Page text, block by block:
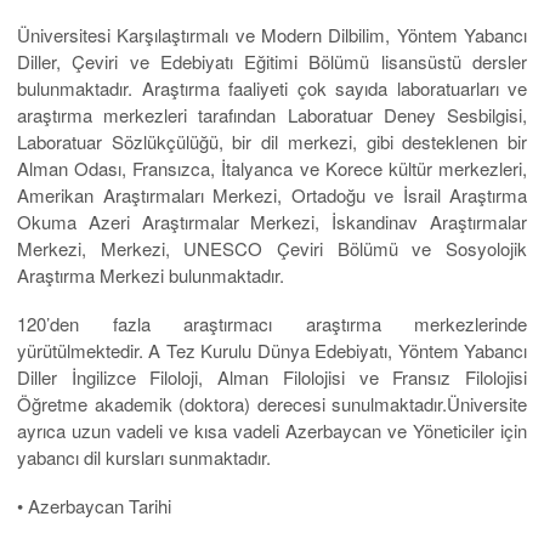
Üniversitesi Karşılaştırmalı ve Modern Dilbilim, Yöntem Yabancı
Diller, Çeviri ve Edebiyatı Eğitimi Bölümü lisansüstü dersler
bulunmaktadır. Araştırma faaliyeti çok sayıda laboratuarları ve
araştırma merkezleri tarafından Laboratuar Deney Sesbilgisi,
Laboratuar Sözlükçülüğü, bir dil merkezi, gibi desteklenen bir
Alman Odası, Fransızca, İtalyanca ve Korece kültür merkezleri,
Amerikan Araştırmaları Merkezi, Ortadoğu ve İsrail Araştırma
Okuma Azeri Araştırmalar Merkezi, İskandinav Araştırmalar
Merkezi, Merkezi, UNESCO Çeviri Bölümü ve Sosyolojik
Araştırma Merkezi bulunmaktadır.
120’den fazla araştırmacı araştırma merkezlerinde
yürütülmektedir. A Tez Kurulu Dünya Edebiyatı, Yöntem Yabancı
Diller İngilizce Filoloji, Alman Filolojisi ve Fransız Filolojisi
Öğretme akademik (doktora) derecesi sunulmaktadır.Üniversite
ayrıca uzun vadeli ve kısa vadeli Azerbaycan ve Yöneticiler için
yabancı dil kursları sunmaktadır.
• Azerbaycan Tarihi